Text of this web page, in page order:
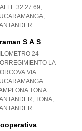
32 27 69,
,
S A S
24
LA
VIA
TONA
, TONA,